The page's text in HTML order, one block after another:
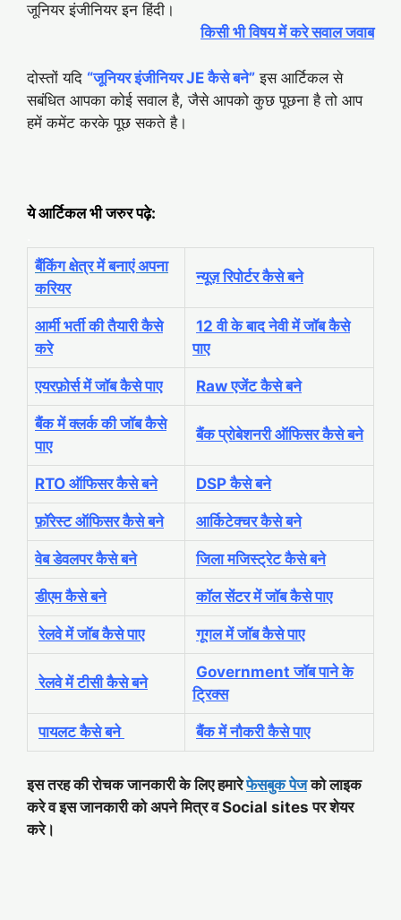
जूनियर इंजीनियर इन हिंदी।
किसी भी विषय में करे सवाल जवाब
दोस्तों यदि “जूनियर इंजीनियर JE कैसे बने” इस आर्टिकल से
सबंधित आपका कोई सवाल है, जैसे आपको कुछ पूछना है तो आप
हमें कमेंट करके पूछ सकते है।
ये आर्टिकल भी जरुर पढ़े:
बैंकिंग क्षेत्र में बनाएं अपना
करियर
न्यूज़ रिपोर्टर कैसे बने
आर्मी भर्ती की तैयारी कैसे
करे
12 वी के बाद नेवी में जॉब कैसे
पाए
एयरफ़ोर्स में जॉब कैसे पाए Raw एजेंट कैसे बने
बैंक में क्लर्क की जॉब कैसे
पाए
बैंक प्रोबेशनरी ऑफिसर कैसे बने
RTO ऑफिसर कैसे बने DSP कैसे बने
फ़ॉरेस्ट ऑफिसर कैसे बने आर्किटेक्चर कैसे बने
वेब डेवलपर कैसे बने जिला मजिस्ट्रेट कैसे बने
डीएम कैसे बने कॉल सेंटर में जॉब कैसे पाए
रेलवे में जॉब कैसे पाए गूगल में जॉब कैसे पाए
रेलवे में टीसी कैसे बने
Government जॉब पाने के
ट्रिक्स
पायलट कैसे बने बैंक में नौकरी कैसे पाए
इस तरह की रोचक जानकारी के लिए हमारेफेसबुक पेजको लाइक
करे व इस जानकारी को अपने मित्र व Social sites पर शेयर
करे।